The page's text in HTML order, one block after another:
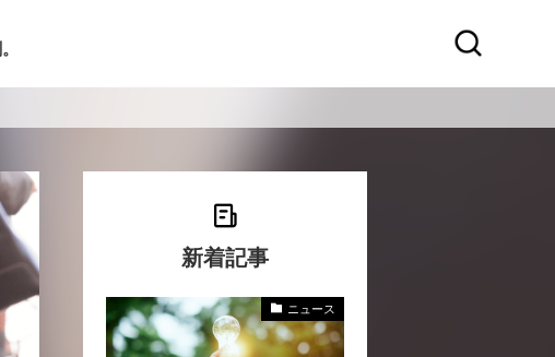
協会 新着記事
ニュース